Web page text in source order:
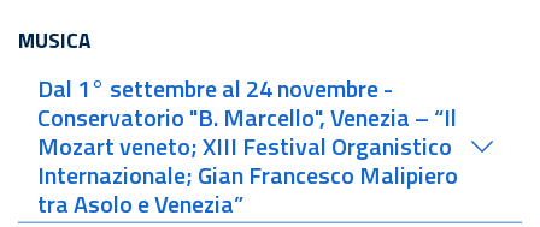
MUSICA
Dal 1° settembre al 24 novembre -
Conservatorio "B. Marcello", Venezia – “Il
Mozart veneto; XIII Festival Organistico
Internazionale; Gian Francesco Malipiero
tra Asolo e Venezia”